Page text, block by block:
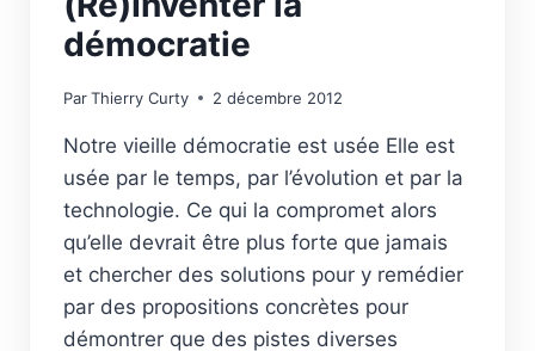
démocratie
ParThierry Curty 2 décembre 2012
Notre vieille démocratie est usée Elle est
usée par le temps, par l’évolution et par la
technologie. Ce qui la compromet alors
qu’elle devrait être plus forte que jamais
et chercher des solutions pour y remédier
par des propositions concrètes pour
démontrer que des pistes diverses